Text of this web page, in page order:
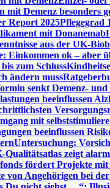
mit Demenz besonders
Report 2025Pflegegrad
mit Donanemab
aus der UK-
Einkommen ok – aber
zum Schluss
ändern muss
senkt Demenz-
beeinflussen
mit
beeinflussen
Untersuchung:
Qualitätsatlas zeigt
fördert Projekte mit
von Angehörigen bei